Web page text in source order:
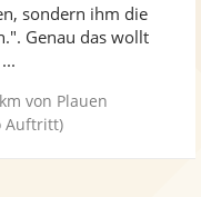
sondern ihm die
Genau das wollt
von Plauen
Auftritt)